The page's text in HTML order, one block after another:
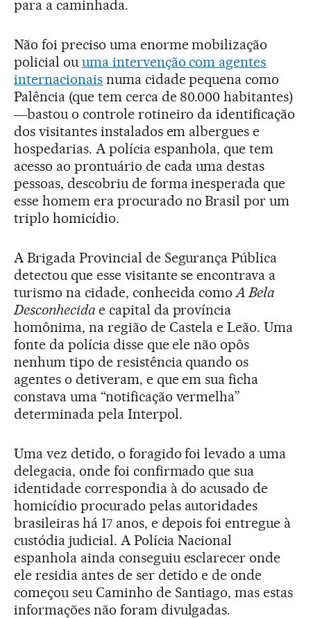
para a caminhada.
Não foi preciso uma enorme mobilização
policial ou uma intervenção com agentes
internacionaisnuma cidade pequena como
Palência (que tem cerca de 80.000 habitantes)
―bastou o controle rotineiro da identificação
dos visitantes instalados em albergues e
hospedarias. A polícia espanhola, que tem
acesso ao prontuário de cada uma destas
pessoas, descobriu de forma inesperada que
esse homem era procurado no Brasil por um
triplo homicídio.
A Brigada Provincial de Segurança Pública
detectou que esse visitante se encontrava a
turismo na cidade, conhecida comoA Bela
Desconhecida e capital da província
homônima, na região de Castela e Leão. Uma
fonte da polícia disse que ele não opôs
nenhum tipo de resistência quando os
agentes o detiveram, e que em sua ficha
constava uma “notificação vermelha”
determinada pela Interpol.
Uma vez detido, o foragido foi levado a uma
delegacia, onde foi confirmado que sua
identidade correspondia à do acusado de
homicídio procurado pelas autoridades
brasileiras há 17 anos, e depois foi entregue à
custódia judicial. A Polícia Nacional
espanhola ainda conseguiu esclarecer onde
ele residia antes de ser detido e de onde
começou seu Caminho de Santiago, mas estas
informações não foram divulgadas.